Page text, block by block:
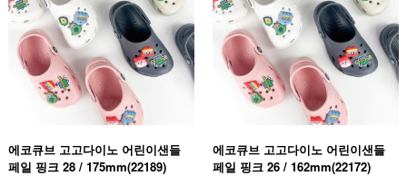
에코큐브 고고다이노 어린이샌들
페일 핑크 28 / 175mm(22189)
에코큐브 고고다이노 어린이샌들
페일 핑크 26 / 162mm(22172)